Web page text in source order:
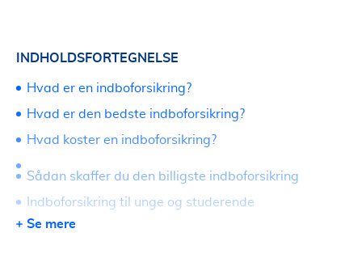
INDHOLDSFORTEGNELSE
Hvad er en indboforsikring?
Hvad er den bedste indboforsikring?
Hvad koster en indboforsikring?
Sådan skaffer du den billigste indboforsikring
Indboforsikring til unge og studerende
Sammenlign indboforsikring gennem TjenesteTorvet
Se mere